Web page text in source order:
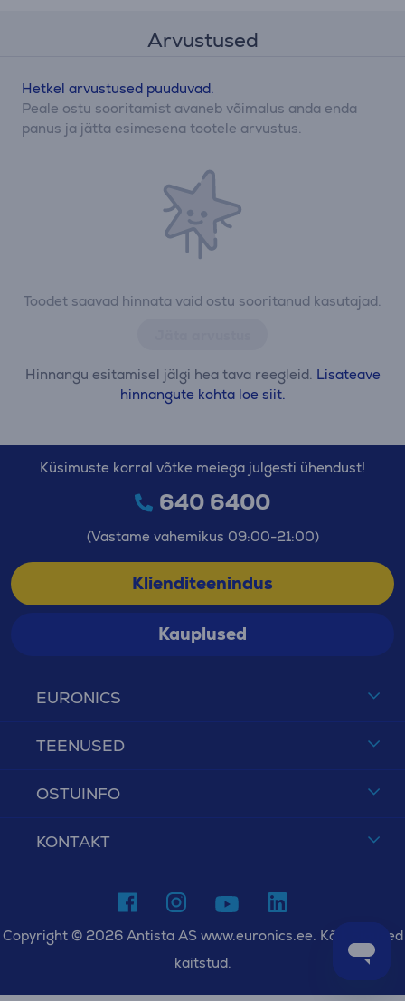
Arvustused
Toodet saavad hinnata vaid ostu sooritanud kasutajad.
Hinnangu esitamisel jälgi hea tava reegleid. Lisateave
hinnangute kohta loe siit.
Hetkel arvustused puuduvad.
Peale ostu sooritamist avaneb võimalus anda enda
panus ja jätta esimesena tootele arvustus.
EURONICS
TEENUSED
OSTUINFO
KONTAKT
Küsimuste korral võtke meiega julgesti ühendust!
640 6400
(Vastame vahemikus 09:00-21:00)
Klienditeenindus
Kauplused
Copyright © 2026 Antista AS www.euronics.ee. Kõik õigused
kaitstud.